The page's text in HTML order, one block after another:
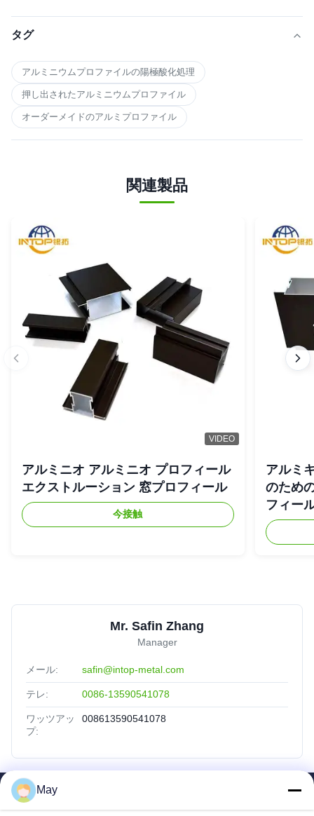
タグ
アルミニウムプロファイルの陽極酸化処理
押し出されたアルミニウムプロファイル
オーダーメイドのアルミプロファイル
関連製品
VIDEO
アルミニオ アルミニオ プロフィール
エクストルーション 窓プロフィール
今接触
アルミ
のため
フィー
Mr. Safin Zhang
Manager
メール: safin@intop-metal.com
テレ: 0086-13590541078
ワッツアッ
プ:
008613590541078
May